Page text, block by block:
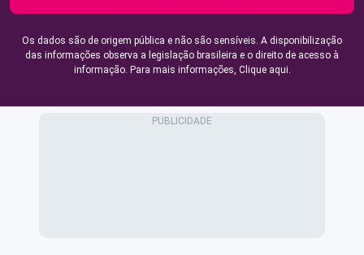
Os dados são de origem pública e não são sensíveis. A disponibilização
das informações observa a legislação brasileira e o direito de acesso à
informação. Para mais informações, Clique aqui.